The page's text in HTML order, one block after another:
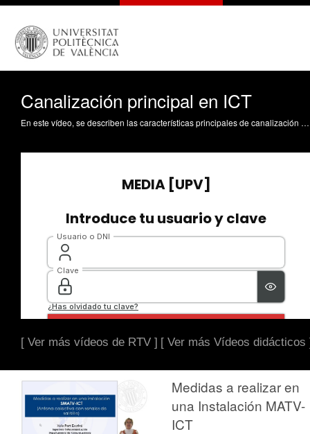
Canalización principal en ICT
En este vídeo, se describen las características principales de canalización principal de infraestructuras comunes de telecomunicación (ICT). Asimismo, se especifica el número mínimo de tubos y su distribución de la canalización principal
[ Ver más vídeos de RTV ] [ Ver más Vídeos didácticos
Medidas a realizar en
una Instalación MATV-
ICT